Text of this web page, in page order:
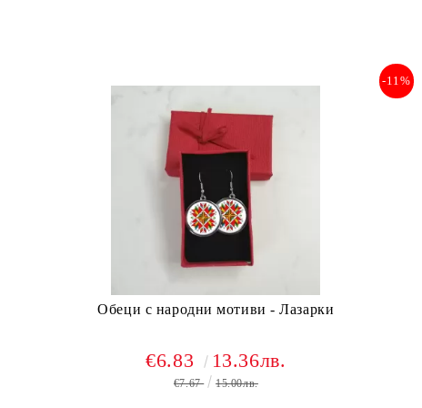
Обеци с народни мотиви - Лазарки
-11%
€6.83 13.36лв.
€7.67 15.00лв.